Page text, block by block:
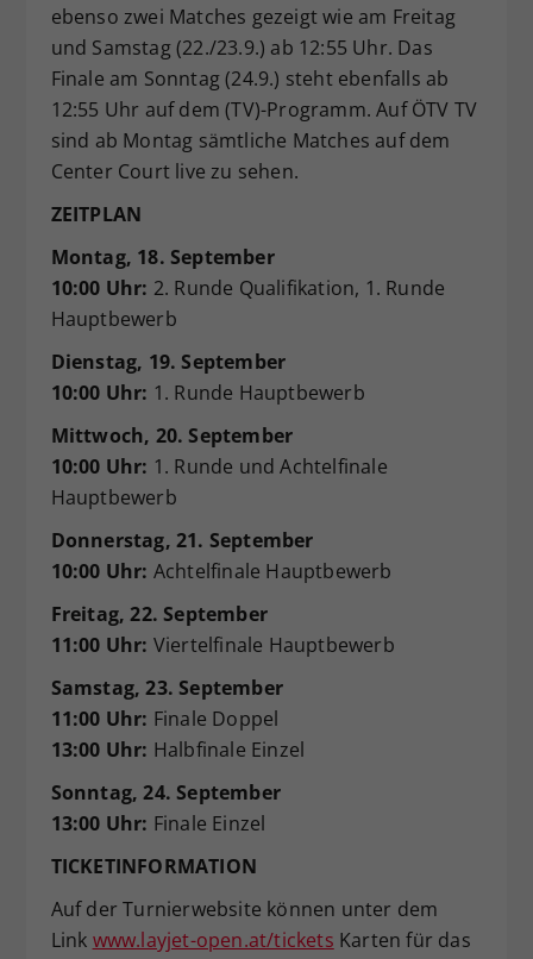
ebenso zwei Matches gezeigt wie am Freitag
und Samstag (22./23.9.) ab 12:55 Uhr. Das
Finale am Sonntag (24.9.) steht ebenfalls ab
12:55 Uhr auf dem (TV)-Programm. Auf ÖTV TV
sind ab Montag sämtliche Matches auf dem
Center Court live zu sehen.
ZEITPLAN
Montag, 18. September
10:00 Uhr: 2. Runde Qualifikation, 1. Runde
Hauptbewerb
Dienstag, 19. September
10:00 Uhr: 1. Runde Hauptbewerb
Mittwoch, 20. September
10:00 Uhr: 1. Runde und Achtelfinale
Hauptbewerb
Donnerstag, 21. September
10:00 Uhr: Achtelfinale Hauptbewerb
Freitag, 22. September
11:00 Uhr: Viertelfinale Hauptbewerb
Samstag, 23. September
11:00 Uhr: Finale Doppel
13:00 Uhr: Halbfinale Einzel
Sonntag, 24. September
13:00 Uhr: Finale Einzel
TICKETINFORMATION
Auf der Turnierwebsite können unter dem
Link www.layjet-open.at/tickets Karten für das